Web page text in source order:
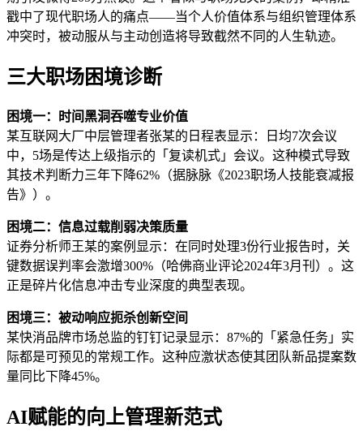
戳中了现代职场人的痛点——当个人价值体系与组织管理体系
冲突时，被动服从与主动创造将导致截然不同的人生轨迹。
三大职场困境诊断
困境一：时间黑洞吞噬专业价值
某互联网大厂中层管理者张某的日程表显示：日均7次会议
中，5场是传达上级指示的「复读机式」会议。这种模式导致
其技术判断力三年下降62%（据脉脉《2023职场人技能衰减报
告》）。
困境二：信息过载削弱决策质量
证券分析师王某的案例显示：在同时处理3份行业报告时，关
键数据误判率会激增300%（哈佛商业评论2024年3月刊）。这
正是碎片化信息冲击专业深度的典型表现。
困境三：被动响应扼杀创新空间
某快消品牌市场总监的钉钉记录显示：87%的「紧急任务」实
际都是可预见的常规工作。这种应激状态使其团队新品提案数
量同比下降45%。
AI赋能的向上管理新范式